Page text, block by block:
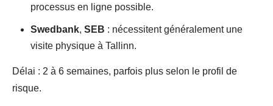
processus en ligne possible.
Swedbank, SEB : nécessitent généralement une
visite physique à Tallinn.
Délai : 2 à 6 semaines, parfois plus selon le profil de
risque.